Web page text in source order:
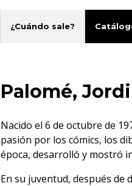
¿Cuándo sale?
Palomé, Jordi
Nacido el 6 de octubre de
pasión por los cómics, los
época, desarrolló y mostró
En su juventud, después de